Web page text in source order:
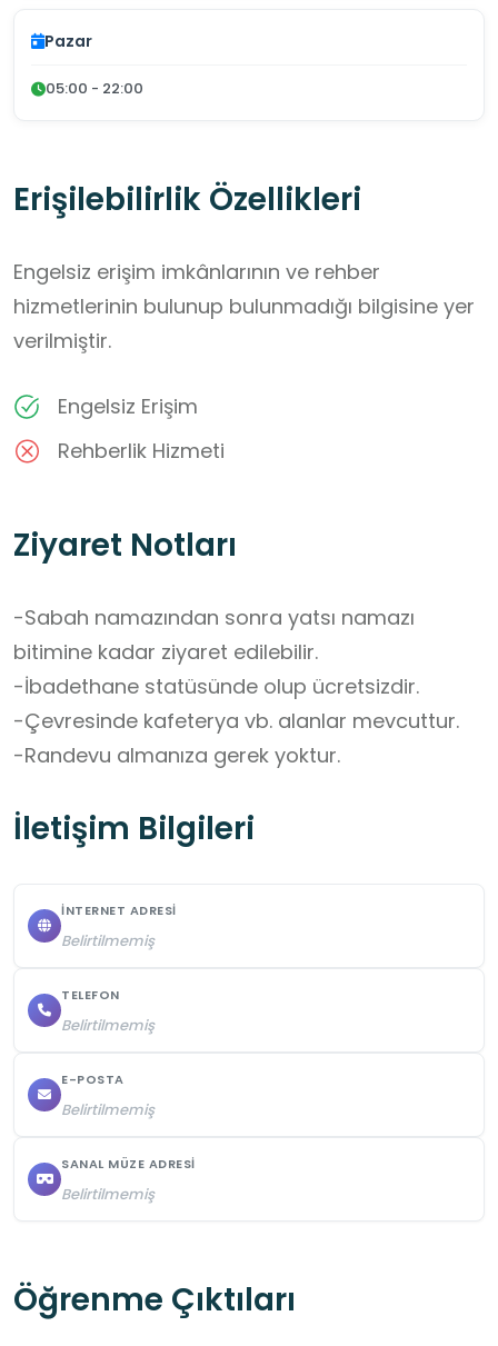
Pazar
05:00 - 22:00
Erişilebilirlik Özellikleri
Engelsiz erişim imkânlarının ve rehber
hizmetlerinin bulunup bulunmadığı bilgisine yer
verilmiştir.
Engelsiz Erişim
Rehberlik Hizmeti
Ziyaret Notları
-Sabah namazından sonra yatsı namazı
bitimine kadar ziyaret edilebilir.
-İbadethane statüsünde olup ücretsizdir.
-Çevresinde kafeterya vb. alanlar mevcuttur.
-Randevu almanıza gerek yoktur.
İletişim Bilgileri
İNTERNET ADRESI
Belirtilmemiş
TELEFON
Belirtilmemiş
E-POSTA
Belirtilmemiş
SANAL MÜZE ADRESI
Belirtilmemiş
Öğrenme Çıktıları